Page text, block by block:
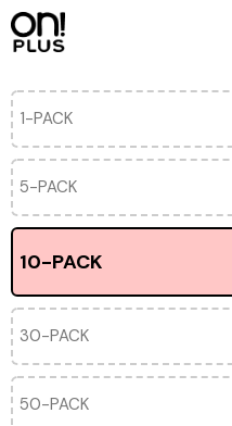
1-PACK
5-PACK
10-PACK
30-PACK
50-PACK